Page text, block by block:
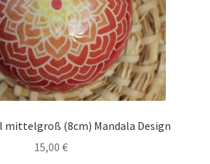
mittelgroß (8cm) Mandala Design
15,00 €